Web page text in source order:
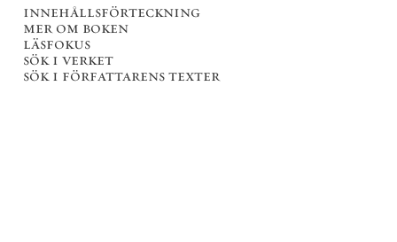
innehållsförteckning
mer om boken
läsfokus
sök i verket
sök i författarens texter